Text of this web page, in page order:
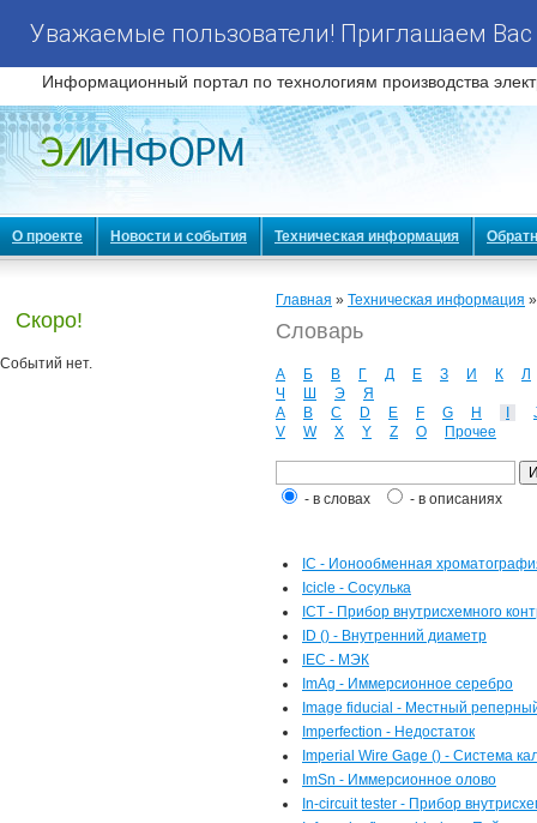
Уважаемые пользователи! Приглашаем
Информационный портал по технологиям производства
О проекте Новости и события Техническая информация
Скоро!
Событий нет.
Главная » Техническая информация
Словарь
А Б В Г Д Е З И К
Л
Ч
Ш Э
Я
A
B C D E F G H
V
W X Y Z О Прочее
- в словах - в описаниях
IC - Ионообменная
Icicle - Сосулька
ICT - Прибор внутрисхемного
ID () - Внутренний диаметр
IEC - МЭК
ImAg - Иммерсионное серебро
Image fiducial - Местный
Imperfection - Недостаток
Imperial Wire Gage () - Система
ImSn - Иммерсионное олово
In-circuit tester - Прибор